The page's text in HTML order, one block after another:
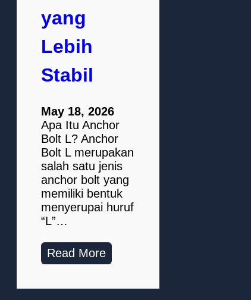
yang
Lebih
Stabil
May 18, 2026
Apa Itu Anchor
Bolt L? Anchor
Bolt L merupakan
salah satu jenis
anchor bolt yang
memiliki bentuk
menyerupai huruf
“L”…
Read More